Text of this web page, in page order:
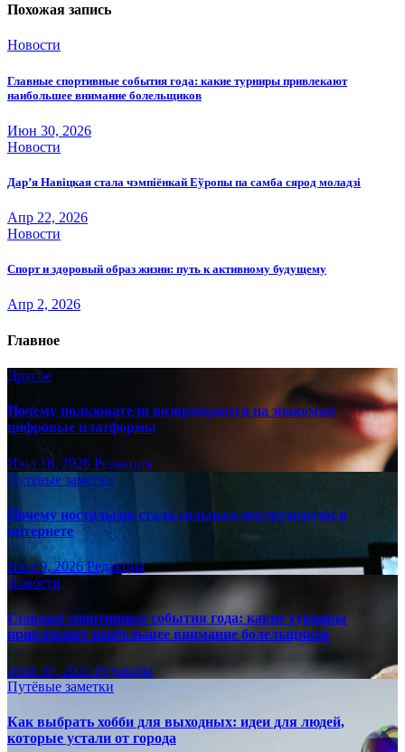
записям
Похожая запись
Новости
Главные спортивные события года: какие турниры привлекают
наибольшее внимание болельщиков
Июн 30, 2026
Новости
Дар’я Навіцкая стала чэмпіёнкай Еўропы па самба сярод моладзі
Апр 22, 2026
Новости
Спорт и здоровый образ жизни: путь к активному будущему
Апр 2, 2026
Главное
Другое
Почему пользователи возвращаются на знакомые
цифровые платформы
Июл 18, 2026 Редакция
Путёвые заметки
Почему ностальгия стала сильным инструментом в
интернете
Июл 9, 2026 Редакция
Новости
Главные спортивные события года: какие турниры
привлекают наибольшее внимание болельщиков
Июн 30, 2026 Редакция
Путёвые заметки
Как выбрать хобби для выходных: идеи для людей,
которые устали от города